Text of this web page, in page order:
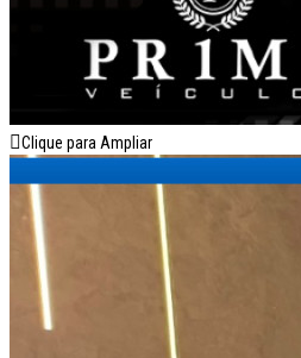
Clique para Ampliar